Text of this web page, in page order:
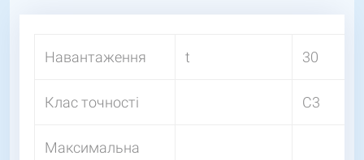
Навантаження t 30
Клас точності C3
Максимальна